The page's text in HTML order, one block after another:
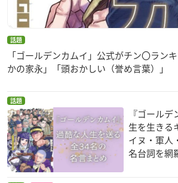
話題
「ゴールデンカムイ」公式がチン〇ラン
かの家永」「頭おかしい（誉め言葉）」
話題
『ゴール
生を生きる
イヌ・軍人
名台詞を網